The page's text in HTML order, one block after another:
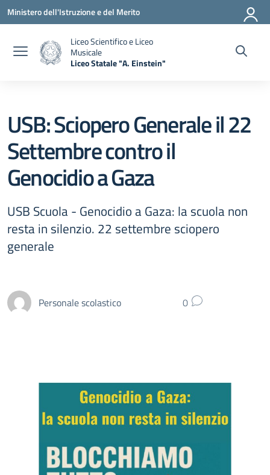
Vai ai contenuti
Vai al menu di navigazione
Vai al footer
Ministero dell'Istruzione e del Merito
Liceo Scientifico e Liceo
Musicale
Liceo Statale "A. Einstein"
USB: Sciopero Generale il 22
Settembre contro il
Genocidio a Gaza
USB Scuola - Genocidio a Gaza: la scuola non
resta in silenzio. 22 settembre sciopero
generale
Personale scolastico 0